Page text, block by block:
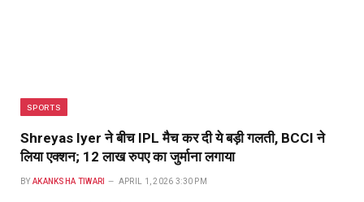
SPORTS
Shreyas Iyer ने बीच IPL मैच कर दी ये बड़ी गलती, BCCI ने
लिया एक्शन; 12 लाख रुपए का जुर्माना लगाया
BY AKANKSHA TIWARI APRIL 1, 2026 3:30 PM